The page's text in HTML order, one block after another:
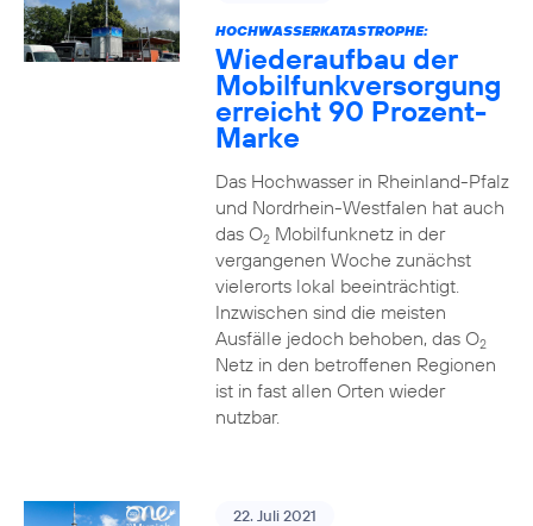
HOCHWASSERKATASTROPHE:
Wiederaufbau der
Mobilfunkversorgung
erreicht 90 Prozent-
Marke
Das Hochwasser in Rheinland-Pfalz
und Nordrhein-Westfalen hat auch
das O2Mobilfunknetz in der
vergangenen Woche zunächst
vielerorts lokal beeinträchtigt.
Inzwischen sind die meisten
Ausfälle jedoch behoben, das O2
Netz in den betroffenen Regionen
ist in fast allen Orten wieder
nutzbar.
22. Juli 2021